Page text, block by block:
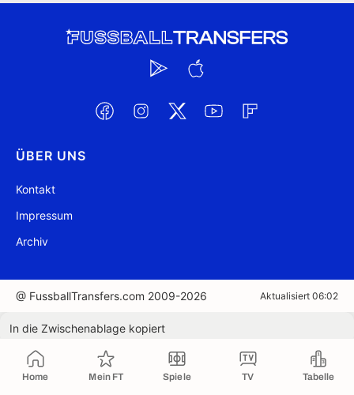
Home Mein FT Spiele TV Tabelle
ÜBER UNS
Kontakt
Impressum
Archiv
@ FussballTransfers.com 2009-2026 Aktualisiert 06:02
In die Zwischenablage kopiert